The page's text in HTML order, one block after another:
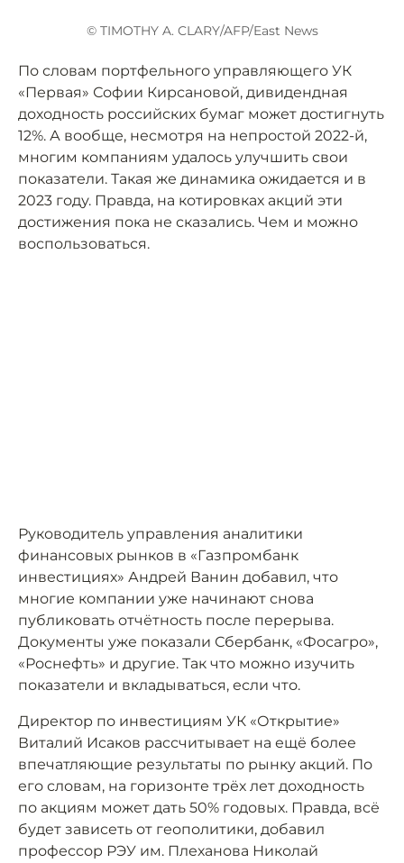
© TIMOTHY A. CLARY/AFP/East News
По словам портфельного управляющего УК
«Первая» Софии Кирсановой, дивидендная
доходность российских бумаг может достигнуть
12%. А вообще, несмотря на непростой 2022-й,
многим компаниям удалось улучшить свои
показатели. Такая же динамика ожидается и в
2023 году. Правда, на котировках акций эти
достижения пока не сказались. Чем и можно
воспользоваться.
Руководитель управления аналитики
финансовых рынков в «Газпромбанк
инвестициях» Андрей Ванин добавил, что
многие компании уже начинают снова
публиковать отчётность после перерыва.
Документы уже показали Сбербанк, «Фосагро»,
«Роснефть» и другие. Так что можно изучить
показатели и вкладываться, если что.
Директор по инвестициям УК «Открытие»
Виталий Исаков рассчитывает на ещё более
впечатляющие результаты по рынку акций. По
его словам, на горизонте трёх лет доходность
по акциям может дать 50% годовых. Правда, всё
будет зависеть от геополитики, добавил
профессор РЭУ им. Плеханова Николай